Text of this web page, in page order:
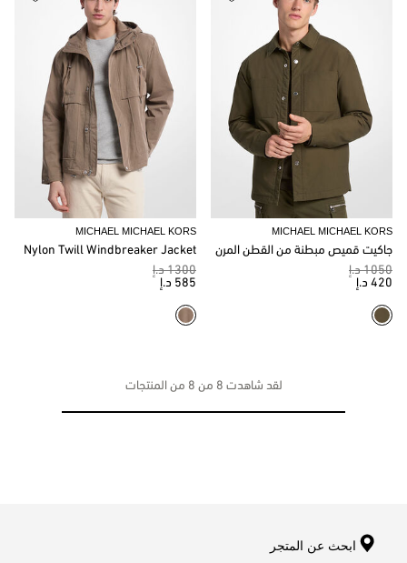
MICHAEL MICHAEL KORS
جاكيت قميص مبطنة من القطن المرن
1050 د.إ
420 د.إ
MICHAEL MICHAEL KORS
Nylon Twill Windbreaker Jacket
1300 د.إ
585 د.إ
لقد شاهدت 8 من 8 من المنتجات
ابحث عن المتجر